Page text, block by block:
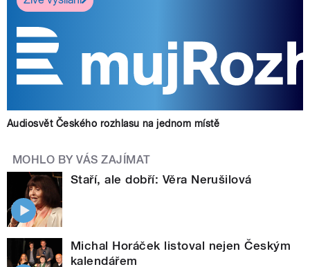
Audiosvět Českého rozhlasu na jednom místě
MOHLO BY VÁS ZAJÍMAT
Staří, ale dobří: Věra Nerušilová
Michal Horáček listoval nejen Českým
kalendářem